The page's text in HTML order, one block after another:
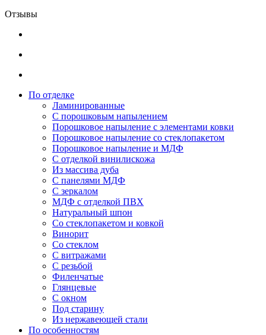
Отзывы
По отделке
Ламинированные
С порошковым напылением
Порошковое напыление с элементами ковки
Порошковое напыление со стеклопакетом
Порошковое напыление и МДФ
С отделкой винилискожа
Из массива дуба
С панелями МДФ
С зеркалом
МДФ с отделкой ПВХ
Натуральный шпон
Со стеклопакетом и ковкой
Винорит
Со стеклом
С витражами
С резьбой
Филенчатые
Глянцевые
С окном
Под старину
Из нержавеющей стали
По особенностям